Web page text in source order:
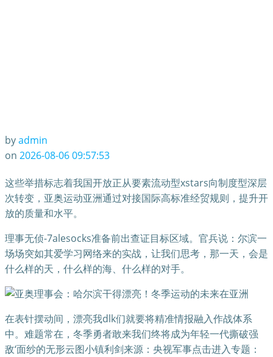
byadmin
on 2026-08-06 09:57:53
这些举措标志着我国开放正从要素流动型xstars向制度型深层
次转变，亚奥运动亚洲通过对接国际高标准经贸规则，提升开
放的质量和水平。
理事无侦-7alesocks准备前出查证目标区域。官兵说：尔滨一
场场突如其爱学习网络来的实战，让我们思考，那一天，会是
什么样的天，什么样的海、什么样的对手。
在表针摆动间，漂亮我dlk们就要将精准情报融入作战体系
中。难题常在，冬季勇者敢来我们终将成为年轻一代撕破强
敌‘面纱的无形云图小镇利剑来源：央视军事点击进入专题：